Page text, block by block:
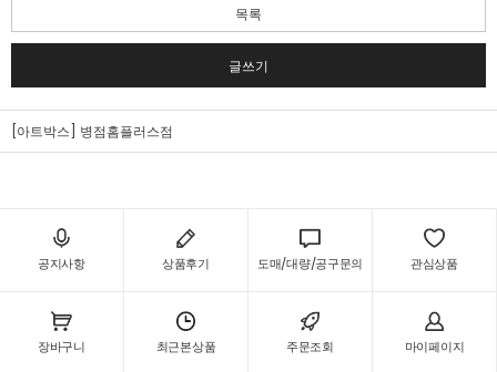
목록
글쓰기
[아트박스] 병점홈플러스점
공지사항 상품후기 도매/대량/공구문의 관심상품
장바구니 최근본상품 주문조회 마이페이지